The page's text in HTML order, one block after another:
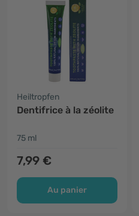
Heiltropfen
Dentifrice à la zéolite
75 ml
7,99 €
Au panier